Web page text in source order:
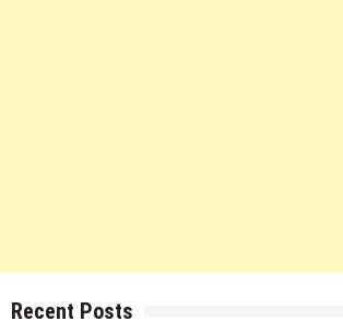
Recent Posts